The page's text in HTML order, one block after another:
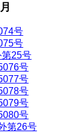
号
号
25号
号
号
号
号
号
第26号